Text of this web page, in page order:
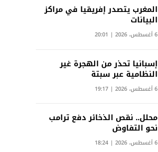
المغرب يتصدر إفريقيا في مراكز
البيانات
6 أغسطس، 2026 | 20:01
إسبانيا تحذر من الهجرة غير
النظامية عبر سبتة
6 أغسطس، 2026 | 19:17
محلل.. نقص الذخائر دفع ترامب
نحو التفاوض
6 أغسطس، 2026 | 18:24